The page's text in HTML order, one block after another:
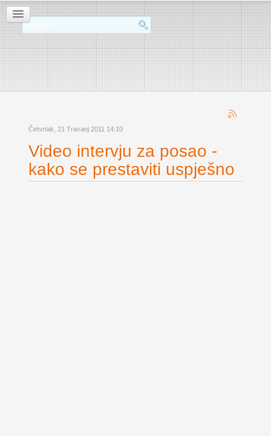
Četvrtak, 21 Travanj 2011 14:10
Video intervju za posao -
kako se prestaviti uspješno